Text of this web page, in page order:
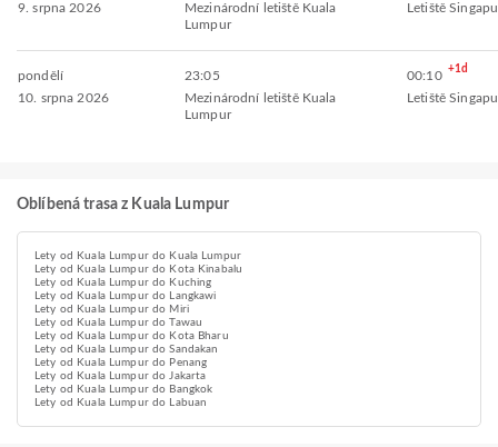
9. srpna 2026
Mezinárodní letiště Kuala
Lumpur
Letiště
pondělí
10. srpna 2026
23:05
Mezinárodní letiště Kuala
Lumpur
00:10 +1d
Letiště
Oblíbená trasa z Kuala Lumpur
Lety od Kuala Lumpur do Kuala Lumpur
Lety od Kuala Lumpur do Kota Kinabalu
Lety od Kuala Lumpur do Kuching
Lety od Kuala Lumpur do Langkawi
Lety od Kuala Lumpur do Miri
Lety od Kuala Lumpur do Tawau
Lety od Kuala Lumpur do Kota Bharu
Lety od Kuala Lumpur do Sandakan
Lety od Kuala Lumpur do Penang
Lety od Kuala Lumpur do Jakarta
Lety od Kuala Lumpur do Bangkok
Lety od Kuala Lumpur do Labuan